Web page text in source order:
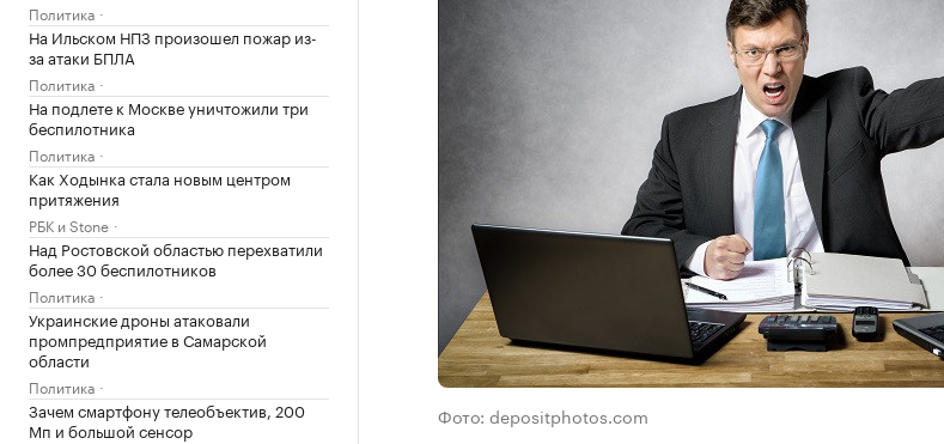
Политика
На Ильском НПЗ произошел пожар из-
за атаки БПЛА
Политика
На подлете к Москве уничтожили три
беспилотника
Политика
Как Ходынка стала новым центром
притяжения
РБК и Stone
Над Ростовской областью перехватили
более 30 беспилотников
Политика
Украинские дроны атаковали
промпредприятие в Самарской
области
Политика
Зачем смартфону телеобъектив, 200
Мп и большой сенсор
Фото: depositphotos.com